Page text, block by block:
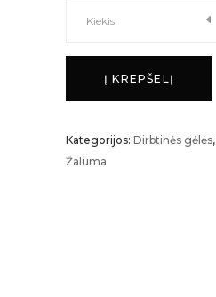
SUKULENTAI
Kiekis
Į KREPŠELĮ
Kategorijos: Dirbtinės gėlės,
Žaluma